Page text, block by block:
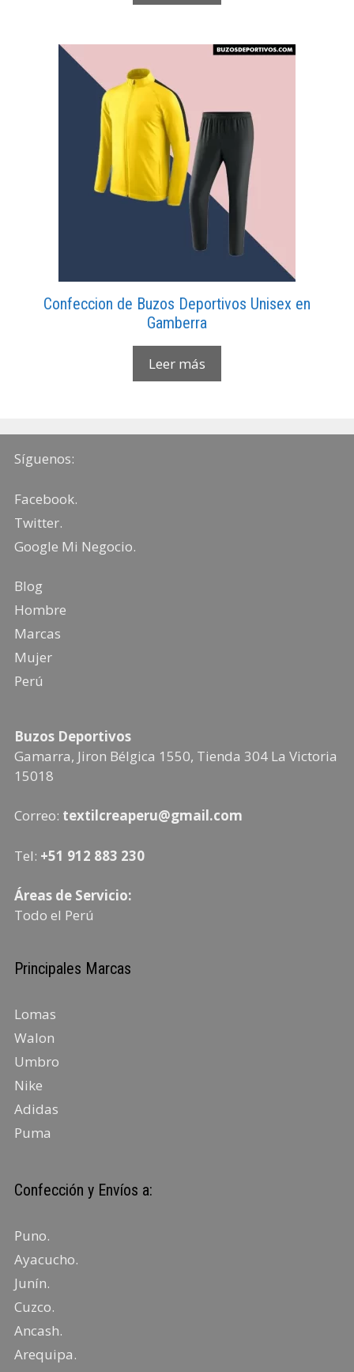
Confeccion de Buzos Deportivos Unisex en
Gamberra
Leer más
Síguenos:
Facebook.
Twitter.
Google Mi Negocio.
Blog
Hombre
Marcas
Mujer
Perú
Buzos Deportivos
Gamarra, Jiron Bélgica 1550, Tienda 304 La Victoria
15018
Correo: textilcreaperu@gmail.com
Tel: +51 912 883 230
Áreas de Servicio:
Todo el Perú
Principales Marcas
Lomas
Walon
Umbro
Nike
Adidas
Puma
Confección y Envíos a:
Puno.
Ayacucho.
Junín.
Cuzco.
Ancash.
Arequipa.